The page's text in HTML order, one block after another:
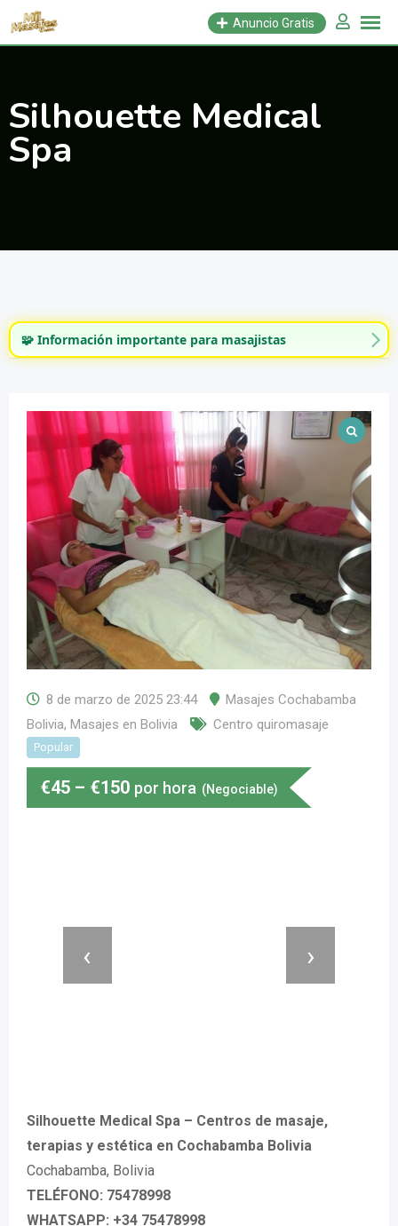
Saltar
Anuncio Gratis
Silhouette Medical
Spa
🧩 Información importante para masajistas
8 de marzo de 2025 23:44
Masajes Cochabamba
Bolivia, Masajes en Bolivia Centro quiromasaje
Popular
€45 – €150 por hora (Negociable)
‹ ›
Silhouette Medical Spa – Centros de masaje,
terapias y estética en Cochabamba Bolivia
Cochabamba, Bolivia
TELÉFONO: 75478998
WHATSAPP: +34 75478998